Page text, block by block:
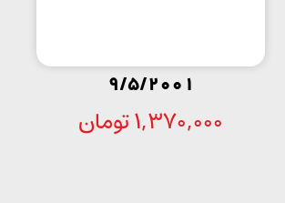
9/5/2001
1,370,000تومان